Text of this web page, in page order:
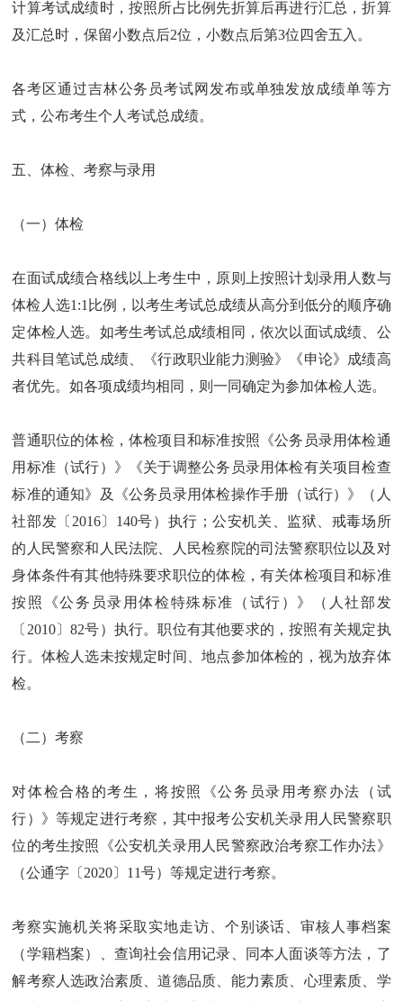
计算考试成绩时，按照所占比例先折算后再进行汇总，折算
及汇总时，保留小数点后2位，小数点后第3位四舍五入。
各考区通过吉林公务员考试网发布或单独发放成绩单等方
式，公布考生个人考试总成绩。
五、体检、考察与录用
（一）体检
在面试成绩合格线以上考生中，原则上按照计划录用人数与
体检人选1:1比例，以考生考试总成绩从高分到低分的顺序确
定体检人选。如考生考试总成绩相同，依次以面试成绩、公
共科目笔试总成绩、《行政职业能力测验》《申论》成绩高
者优先。如各项成绩均相同，则一同确定为参加体检人选。
普通职位的体检，体检项目和标准按照《公务员录用体检通
用标准（试行）》《关于调整公务员录用体检有关项目检查
标准的通知》及《公务员录用体检操作手册（试行）》（人
社部发〔2016〕140号）执行；公安机关、监狱、戒毒场所
的人民警察和人民法院、人民检察院的司法警察职位以及对
身体条件有其他特殊要求职位的体检，有关体检项目和标准
按照《公务员录用体检特殊标准（试行）》（人社部发
〔2010〕82号）执行。职位有其他要求的，按照有关规定执
行。体检人选未按规定时间、地点参加体检的，视为放弃体
检。
（二）考察
对体检合格的考生，将按照《公务员录用考察办法（试
行）》等规定进行考察，其中报考公安机关录用人民警察职
位的考生按照《公安机关录用人民警察政治考察工作办法》
（公通字〔2020〕11号）等规定进行考察。
考察实施机关将采取实地走访、个别谈话、审核人事档案
（学籍档案）、查询社会信用记录、同本人面谈等方法，了
解考察人选政治素质、道德品质、能力素质、心理素质、学